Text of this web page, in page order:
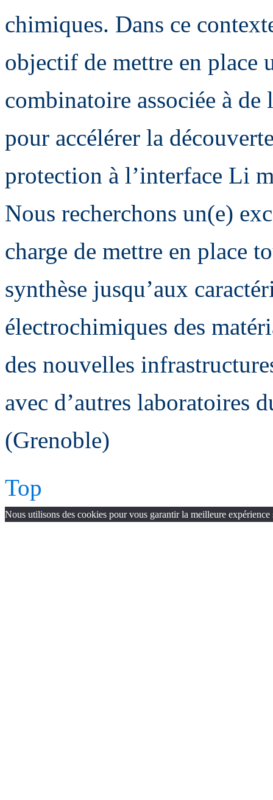
chimiques. Dans ce
objectif de mettre en place
combinatoire associée à
pour accélérer la
protection à l’interface Li
Nous recherchons un(e)
charge de mettre en place
synthèse jusqu’aux
électrochimiques des
des nouvelles
avec d’autres laboratoires
(Grenoble)
Top
Nous utilisons des cookies pour vous garantir la meilleure expérience